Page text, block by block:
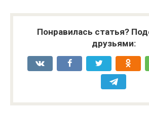
Понравилась статья?
друзьями: